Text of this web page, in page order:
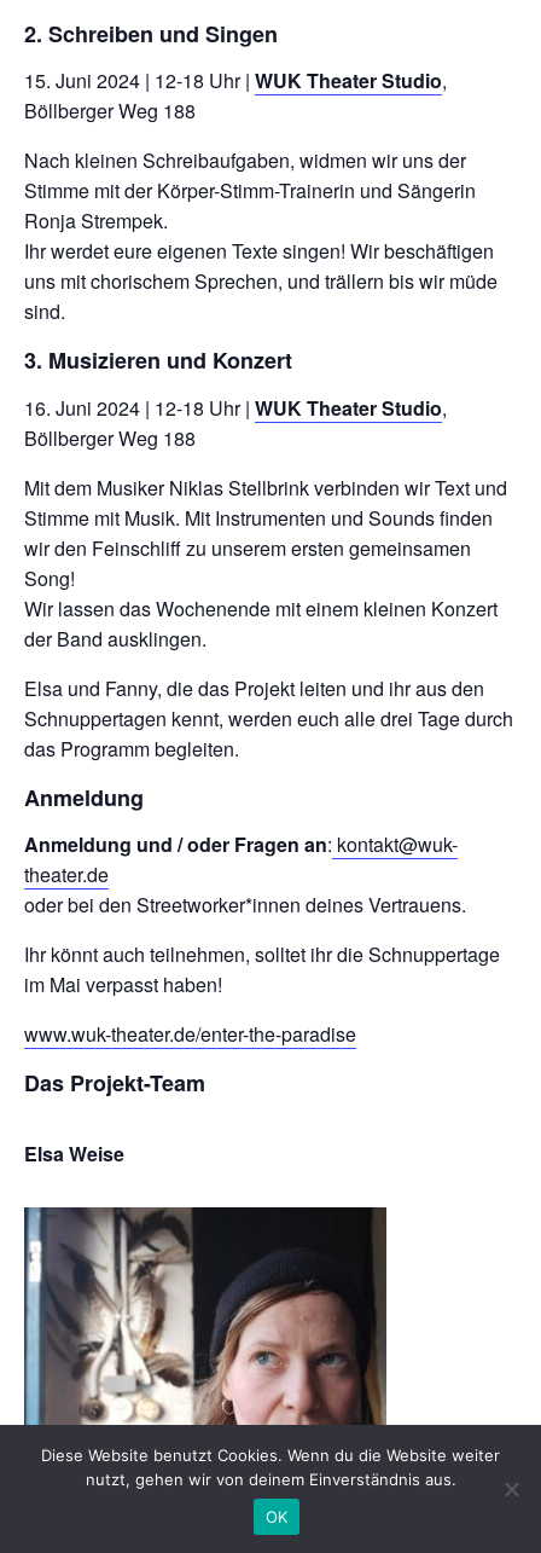
2. Schreiben und Singen
15. Juni 2024 | 12-18 Uhr | WUK Theater Studio,
Böllberger Weg 188
Nach kleinen Schreibaufgaben, widmen wir uns der
Stimme mit der Körper-Stimm-Trainerin und Sängerin
Ronja Strempek.
Ihr werdet eure eigenen Texte singen! Wir beschäftigen
uns mit chorischem Sprechen, und trällern bis wir müde
sind.
3. Musizieren und Konzert
16. Juni 2024 | 12-18 Uhr | WUK Theater Studio,
Böllberger Weg 188
Mit dem Musiker Niklas Stellbrink verbinden wir Text und
Stimme mit Musik. Mit Instrumenten und Sounds finden
wir den Feinschliff zu unserem ersten gemeinsamen
Song!
Wir lassen das Wochenende mit einem kleinen Konzert
der Band ausklingen.
Elsa und Fanny, die das Projekt leiten und ihr aus den
Schnuppertagen kennt, werden euch alle drei Tage durch
das Programm begleiten.
Anmeldung
Anmeldung und / oder Fragen an: kontakt@wuk-
theater.de
oder bei den Streetworker*innen deines Vertrauens.
Ihr könnt auch teilnehmen, solltet ihr die Schnuppertage
im Mai verpasst haben!
www.wuk-theater.de/enter-the-paradise
Das Projekt-Team
Elsa Weise
Diese Website benutzt Cookies. Wenn du die Website weiter
nutzt, gehen wir von deinem Einverständnis aus.
OK